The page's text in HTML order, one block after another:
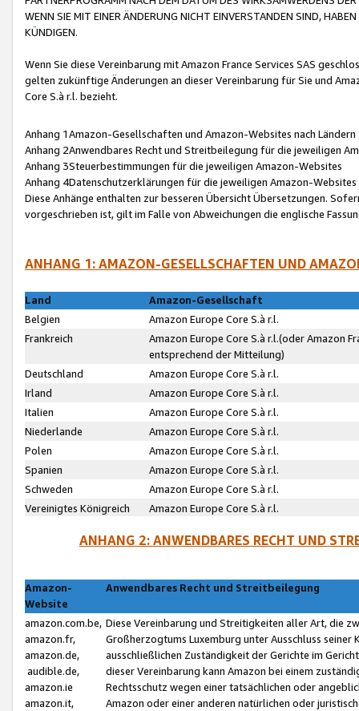
WENN SIE MIT EINER ÄNDERUNG NICHT EINVERSTANDEN SIND,
KÜNDIGEN.
Wenn Sie diese Vereinbarung mit Amazon France Services SAS
gelten zukünftige Änderungen an dieser Vereinbarung für Sie und
Core S.à r.l. bezieht.
Anhang 1Amazon-Gesellschaften und Amazon-Websites nach Ländern
Anhang 2Anwendbares Recht und Streitbeilegung für die jeweiligen
Anhang 3Steuerbestimmungen für die jeweiligen Amazon-Websites
Anhang 4Datenschutzerklärungen für die jeweiligen Amazon-Websites
Diese Anhänge enthalten zur besseren Übersicht Übersetzungen.
vorgeschrieben ist, gilt im Falle von Abweichungen die englische
ANHANG 1: AMAZON-GESELLSCHAFTEN UND
Land
Amazon-Gesellschaft
Belgien
Amazon Europe Core S.à r.l.
Frankreich
Amazon Europe Core S.à r.l.(oder Amazon
entsprechend der Mitteilung)
Deutschland
Amazon Europe Core S.à r.l.
Irland
Amazon Europe Core S.à r.l.
Italien
Amazon Europe Core S.à r.l.
Niederlande
Amazon Europe Core S.à r.l.
Polen
Amazon Europe Core S.à r.l.
Spanien
Amazon Europe Core S.à r.l.
Schweden
Amazon Europe Core S.à r.l.
Vereinigtes Königreich
Amazon Europe Core S.à r.l.
ANHANG 2: ANWENDBARES RECHT UND
Amazon-
Website
Anwendbares Recht und Streitbeilegung
amazon.com.be,
amazon.fr,
amazon.de,
audible.de,
amazon.ie
amazon.it,
Diese Vereinbarung und Streitigkeiten aller Art, die
Großherzogtums Luxemburg unter Ausschluss
ausschließlichen Zuständigkeit der Gerichte im
dieser Vereinbarung kann Amazon bei einem
Rechtsschutz wegen einer tatsächlichen oder
Amazon oder einer anderen natürlichen oder